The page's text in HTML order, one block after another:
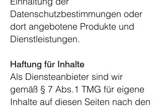
Datenschutzbestimmungen oder
dort angebotene Produkte und
Dienstleistungen.
Haftung für Inhalte
Als Diensteanbieter sind wir
gemäß § 7 Abs.1 TMG für eigene
Inhalte auf diesen Seiten nach den